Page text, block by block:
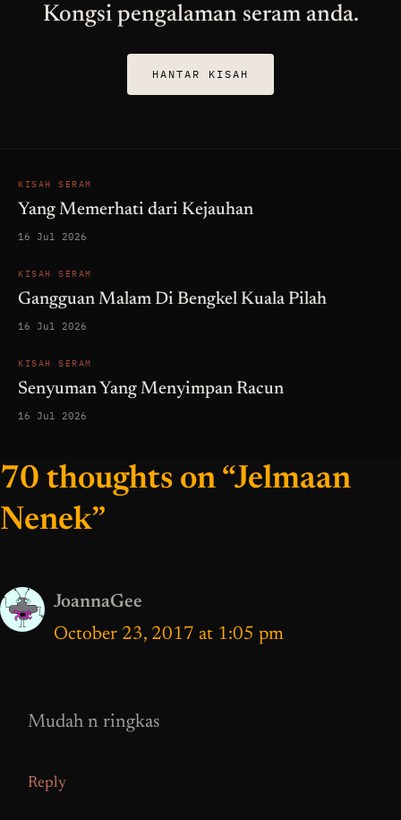
Kongsi pengalaman seram anda.
HANTAR KISAH
KISAH SERAM
Yang Memerhati dari Kejauhan
16 Jul 2026
KISAH SERAM
Gangguan Malam Di Bengkel Kuala Pilah
16 Jul 2026
KISAH SERAM
Senyuman Yang Menyimpan Racun
16 Jul 2026
70 thoughts on “Jelmaan
Nenek”
JoannaGee
October 23, 2017 at 1:05 pm
Mudah n ringkas
Reply